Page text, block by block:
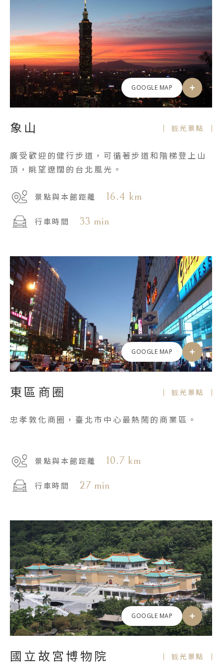
GOOGLE MAP
象山 観光景點
廣受歡迎的健行步道，可循著步道和階梯登上山
頂，眺望遼闊的台北風光。
景點與本館距離 16.4 km
行車時間 33 min
GOOGLE MAP
東區商圈 観光景點
忠孝敦化商圈，臺北市中心最熱鬧的商業區。
景點與本館距離 10.7 km
行車時間 27 min
GOOGLE MAP
國立故宮博物院 観光景點